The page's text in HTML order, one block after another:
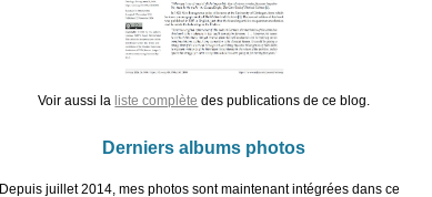
Voir aussi la liste complète des publications de ce blog.
Derniers albums photos
Depuis juillet 2014, mes photos sont maintenant intégrées dans ce